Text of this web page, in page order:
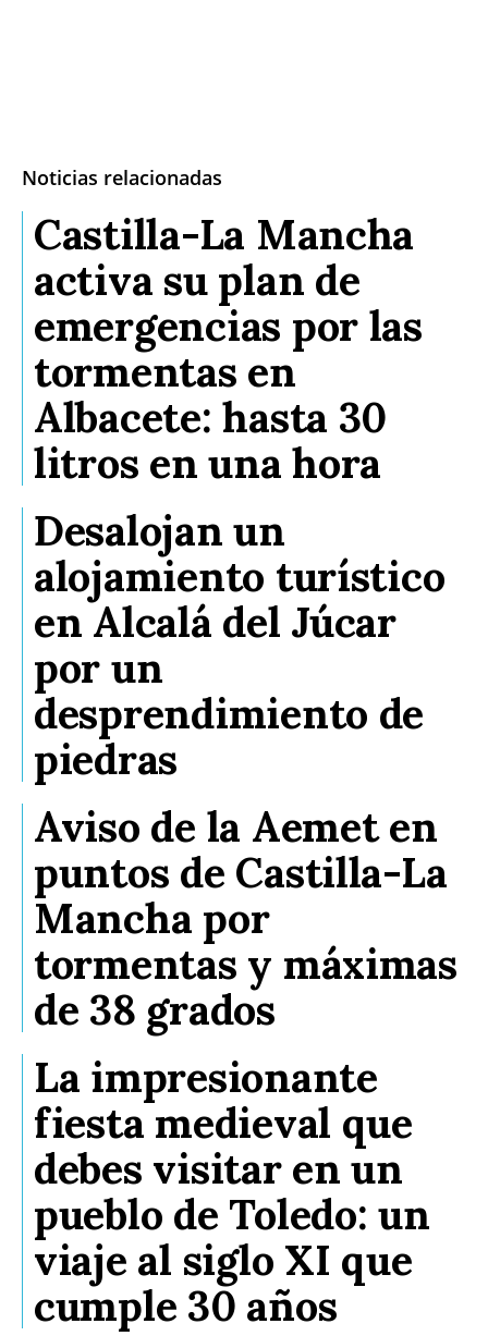
Noticias relacionadas
Castilla-La Mancha
activa su plan de
emergencias por las
tormentas en
Albacete: hasta 30
litros en una hora
Desalojan un
alojamiento turístico
en Alcalá del Júcar
por un
desprendimiento de
piedras
Aviso de la Aemet en
puntos de Castilla-La
Mancha por
tormentas y máximas
de 38 grados
La impresionante
fiesta medieval que
debes visitar en un
pueblo de Toledo: un
viaje al siglo XI que
cumple 30 años